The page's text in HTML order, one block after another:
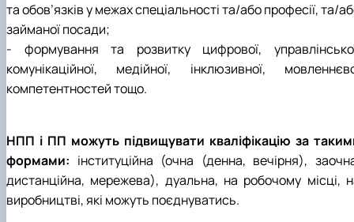
та обов’язків у межах спеціальності та/або професії, та/
займаної посади;
- формування та розвитку цифрової,
комунікаційної, медійної, інклюзивної,
компетентностей тощо.
НПП і ПП можуть підвищувати кваліфікацію за
формами: інституційна (очна (денна, вечірня),
дистанційна, мережева), дуальна, на робочому місці,
виробництві, які можуть поєднуватись.